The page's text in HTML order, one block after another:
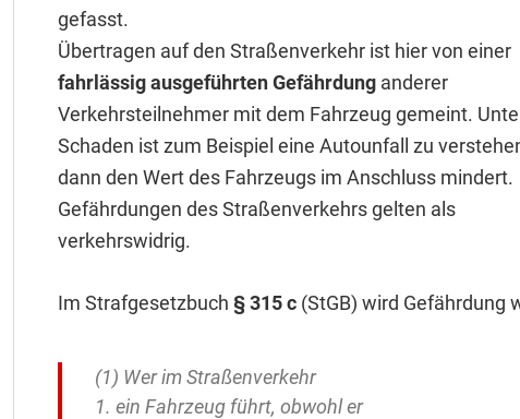
gefasst.
Übertragen auf den Straßenverkehr ist hier von einer
fahrlässig ausgeführten Gefährdung anderer
Verkehrsteilnehmer mit dem Fahrzeug gemeint.
Schaden ist zum Beispiel eine Autounfall zu
dann den Wert des Fahrzeugs im Anschluss mindert.
Gefährdungen des Straßenverkehrs gelten als
verkehrswidrig.
Im Strafgesetzbuch § 315 c (StGB) wird Gefährdung
(1) Wer im Straßenverkehr
1. ein Fahrzeug führt, obwohl er